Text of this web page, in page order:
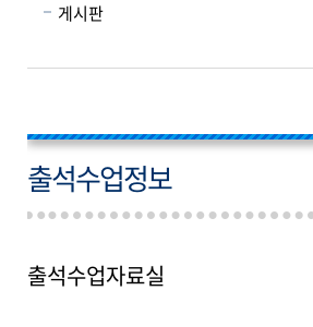
게시판
출석수업정보
출석수업자료실